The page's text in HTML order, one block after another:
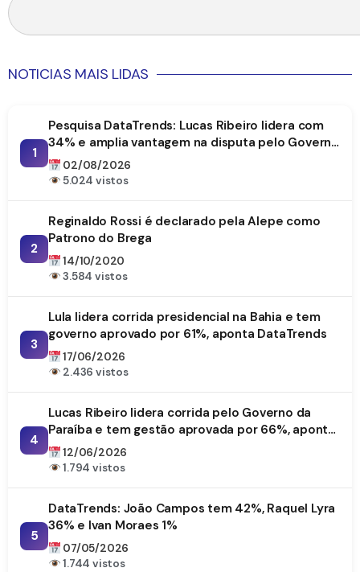
NOTICIAS MAIS LIDAS
1
Pesquisa DataTrends: Lucas Ribeiro lidera com
34% e amplia vantagem na disputa pelo Governo
da Paraíba
02/08/2026
5.024 vistos
2
Reginaldo Rossi é declarado pela Alepe como
Patrono do Brega
14/10/2020
3.584 vistos
3
Lula lidera corrida presidencial na Bahia e tem
governo aprovado por 61%, aponta DataTrends
17/06/2026
2.436 vistos
4
Lucas Ribeiro lidera corrida pelo Governo da
Paraíba e tem gestão aprovada por 66%, aponta
DataTrends
12/06/2026
1.794 vistos
5
DataTrends: João Campos tem 42%, Raquel Lyra
36% e Ivan Moraes 1%
07/05/2026
1.744 vistos